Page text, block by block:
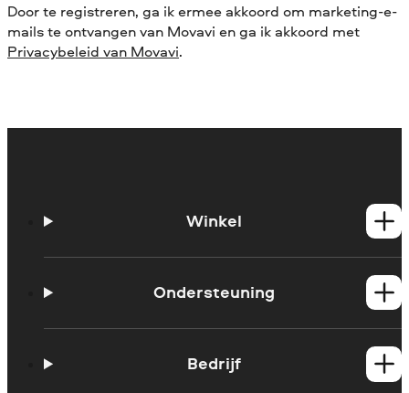
Door te registreren, ga ik ermee akkoord om marketing-e-
mails te ontvangen van Movavi en ga ik akkoord met
Privacybeleid van Movavi.
Winkel
Mac-productenOndersteuning
Support contacterenBedrijf